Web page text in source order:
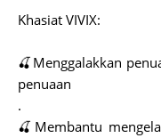
Khasiat VIVIX:
🍒Menggalakkan
penuaan
.
🍒Membantu